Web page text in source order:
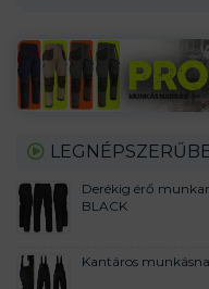
Derékig érő
BLACK
Kantáros